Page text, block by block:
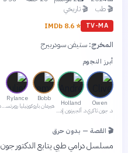
🎬طب 🎬تاريخي
TV-MA
⭐
8.6
IMDb
المخرج: ستيفن سودربيرج
أبرز النجوم
Owen
د. جون ثاكري
Holland
د. ألجيرنون إدواردز
Bobb
هيرمان بارو
Rylance
كورنيليا روبرتسون
🎬 القصة — بدون حرق
مسلسل درامي طبي يتابع الدكتور